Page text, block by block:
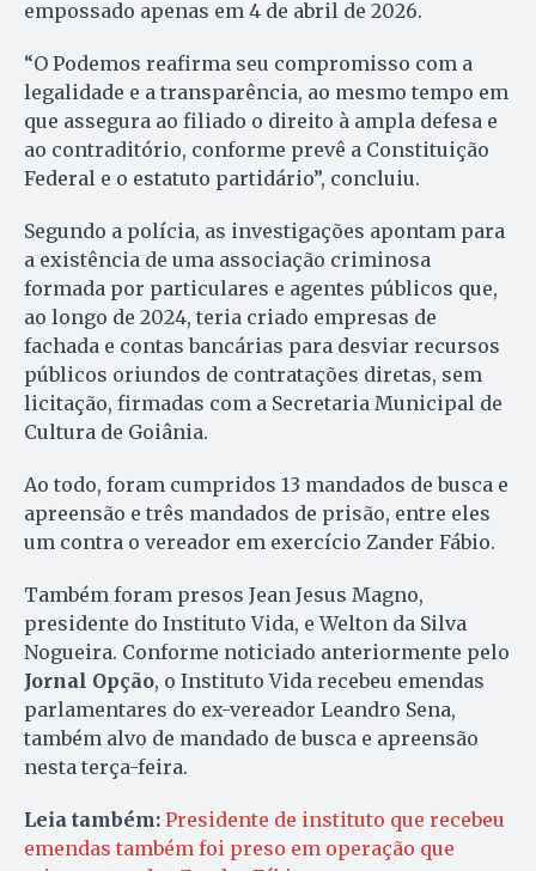
empossado apenas em 4 de abril de 2026.
“O Podemos reafirma seu compromisso com a
legalidade e a transparência, ao mesmo tempo em
que assegura ao filiado o direito à ampla defesa e
ao contraditório, conforme prevê a Constituição
Federal e o estatuto partidário”, concluiu.
Segundo a polícia, as investigações apontam para
a existência de uma associação criminosa
formada por particulares e agentes públicos que,
ao longo de 2024, teria criado empresas de
fachada e contas bancárias para desviar recursos
públicos oriundos de contratações diretas, sem
licitação, firmadas com a Secretaria Municipal de
Cultura de Goiânia.
Ao todo, foram cumpridos 13 mandados de busca e
apreensão e três mandados de prisão, entre eles
um contra o vereador em exercício Zander Fábio.
Também foram presos Jean Jesus Magno,
presidente do Instituto Vida, e Welton da Silva
Nogueira. Conforme noticiado anteriormente pelo
Jornal Opção, o Instituto Vida recebeu emendas
parlamentares do ex-vereador Leandro Sena,
também alvo de mandado de busca e apreensão
nesta terça-feira.
Leia também: Presidente de instituto que recebeu
emendas também foi preso em operação que